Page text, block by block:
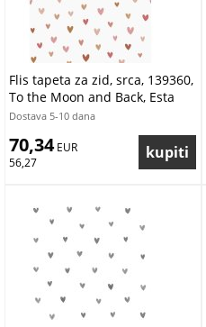
Flis tapeta za zid, srca, 139360,
To the Moon and Back, Esta
Home
Dostava 5-10 dana
70,34 EUR
56,27